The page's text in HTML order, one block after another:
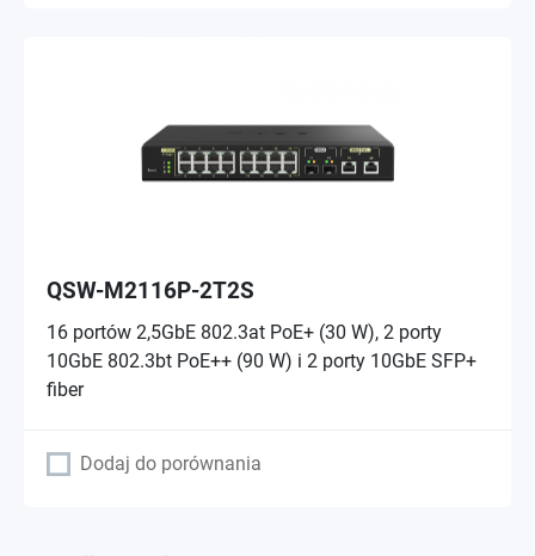
QSW-M2116P-2T2S
16 portów 2,5GbE 802.3at PoE+ (30 W), 2 porty
10GbE 802.3bt PoE++ (90 W) i 2 porty 10GbE SFP+
fiber
Dodaj do porównania